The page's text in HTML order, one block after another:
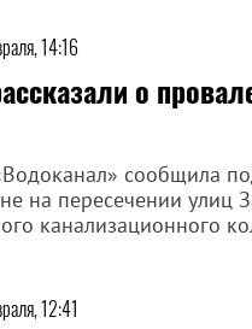
14:16
о
сообщила
на пересечении
канализационного
12:41